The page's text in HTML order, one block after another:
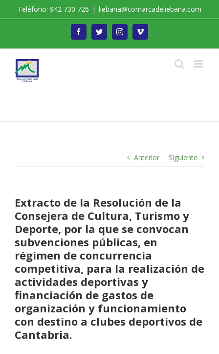
Teléfono: 942 730 726 | liebana@comarcadeliebana.com
FacebookTwitterInstagramVimeo
Anterior Siguiente
Extracto de la Resolución de la
Consejera de Cultura, Turismo y
Deporte, por la que se convocan
subvenciones públicas, en
régimen de concurrencia
competitiva, para la realización de
actividades deportivas y
financiación de gastos de
organización y funcionamiento
con destino a clubes deportivos de
Cantabria.